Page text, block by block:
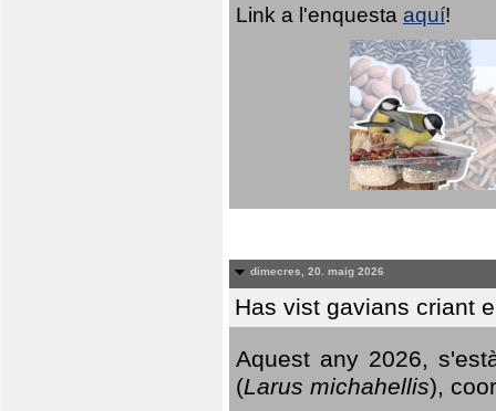
Link a l'enquesta aquí!
dimecres, 20. maig 2026
Has vist gavians criant
Aquest any 2026,
(Larus michahellis),